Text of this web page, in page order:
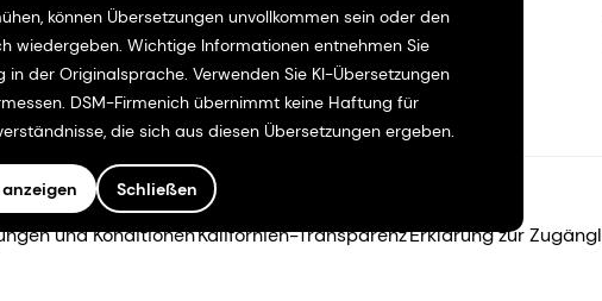
können Übersetzungen unvollkommen sein oder den
wiedergeben. Wichtige Informationen entnehmen Sie
in der Originalsprache. Verwenden Sie KI-Übersetzungen
DSM-Firmenich übernimmt keine Haftung für
die sich aus diesen Übersetzungen ergeben.
Schließen
und KonditionenKalifornien-TransparenzErklärung zur